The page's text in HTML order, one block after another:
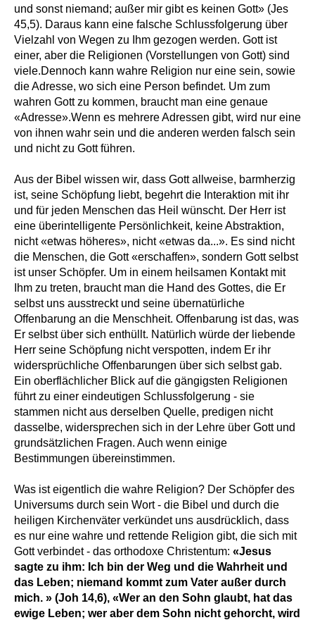
und sonst niemand; außer mir gibt es keinen Gott» (Jes
45,5). Daraus kann eine falsche Schlussfolgerung über
Vielzahl von Wegen zu Ihm gezogen werden. Gott ist
einer, aber die Religionen (Vorstellungen von Gott) sind
viele.Dennoch kann wahre Religion nur eine sein, sowie
die Adresse, wo sich eine Person befindet. Um zum
wahren Gott zu kommen, braucht man eine genaue
«Adresse».Wenn es mehrere Adressen gibt, wird nur eine
von ihnen wahr sein und die anderen werden falsch sein
und nicht zu Gott führen.
Aus der Bibel wissen wir, dass Gott allweise, barmherzig
ist, seine Schöpfung liebt, begehrt die Interaktion mit ihr
und für jeden Menschen das Heil wünscht. Der Herr ist
eine überintelligente Persönlichkeit, keine Abstraktion,
nicht «etwas höheres», nicht «etwas da...». Es sind nicht
die Menschen, die Gott «erschaffen», sondern Gott selbst
ist unser Schöpfer. Um in einem heilsamen Kontakt mit
Ihm zu treten, braucht man die Hand des Gottes, die Er
selbst uns ausstreckt und seine übernatürliche
Offenbarung an die Menschheit. Offenbarung ist das, was
Er selbst über sich enthüllt. Natürlich würde der liebende
Herr seine Schöpfung nicht verspotten, indem Er ihr
widersprüchliche Offenbarungen über sich selbst gab.
Ein oberflächlicher Blick auf die gängigsten Religionen
führt zu einer eindeutigen Schlussfolgerung - sie
stammen nicht aus derselben Quelle, predigen nicht
dasselbe, widersprechen sich in der Lehre über Gott und
grundsätzlichen Fragen. Auch wenn einige
Bestimmungen übereinstimmen.
Was ist eigentlich die wahre Religion? Der Schöpfer des
Universums durch sein Wort - die Bibel und durch die
heiligen Kirchenväter verkündet uns ausdrücklich, dass
es nur eine wahre und rettende Religion gibt, die sich mit
Gott verbindet - das orthodoxe Christentum: «Jesus
sagte zu ihm: Ich bin der Weg und die Wahrheit und
das Leben; niemand kommt zum Vater außer durch
mich. » (Joh 14,6), «Wer an den Sohn glaubt, hat das
ewige Leben; wer aber dem Sohn nicht gehorcht, wird